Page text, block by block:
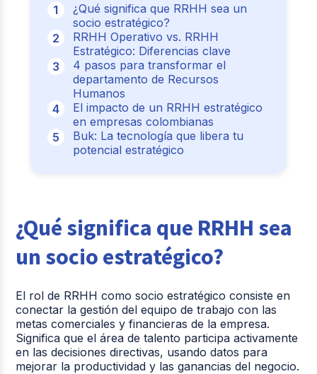
¿Qué significa que RRHH sea un
socio estratégico?
RRHH Operativo vs. RRHH
Estratégico: Diferencias clave
4 pasos para transformar el
departamento de Recursos
Humanos
El impacto de un RRHH estratégico
en empresas colombianas
Buk: La tecnología que libera tu
potencial estratégico
¿Qué significa que RRHH sea
un socio estratégico?
El rol de RRHH como socio estratégico consiste en
conectar la gestión del equipo de trabajo con las
metas comerciales y financieras de la empresa.
Significa que el área de talento participa activamente
en las decisiones directivas, usando datos para
mejorar la productividad y las ganancias del negocio.